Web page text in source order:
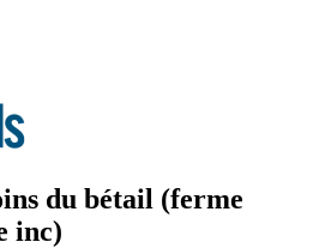
du bétail (ferme
inc)